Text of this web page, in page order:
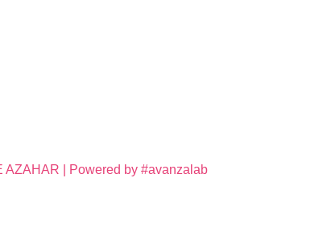
| Powered by #avanzalab